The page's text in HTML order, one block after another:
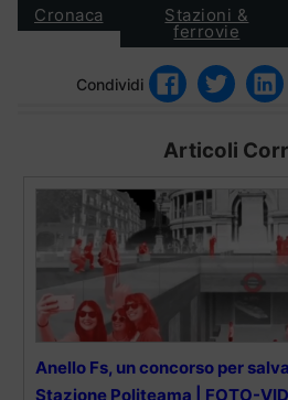
Cronaca Stazioni &
ferrovie
Condividi
Articoli
Anello Fs, un concorso per
Stazione Politeama | FOTO-